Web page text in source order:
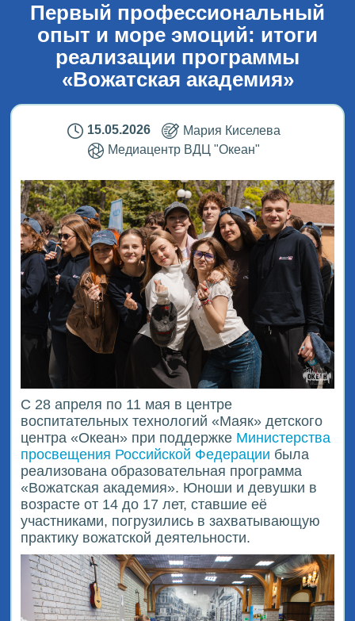
Первый профессиональный
опыт и море эмоций: итоги
реализации программы
«Вожатская академия»
15.05.2026
Мария Киселева
Медиацентр ВДЦ "Океан"
С 28 апреля по 11 мая в центре
воспитательных технологий «Маяк» детского
центра «Океан» при поддержке Министерства
просвещения Российской Федерации была
реализована образовательная программа
«Вожатская академия». Юноши и девушки в
возрасте от 14 до 17 лет, ставшие её
участниками, погрузились в захватывающую
практику вожатской деятельности.